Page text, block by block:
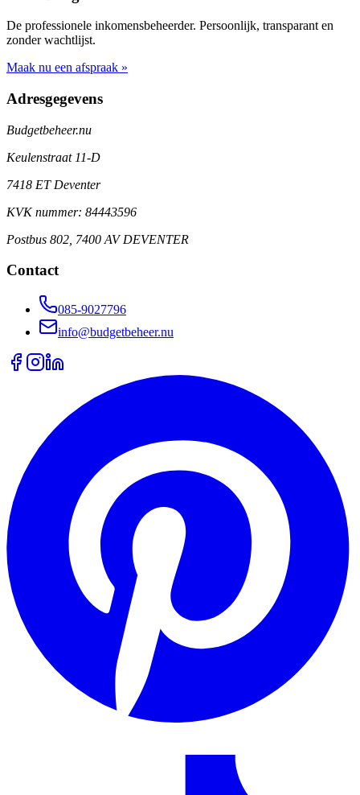
De professionele inkomensbeheerder. Persoonlijk, transparant en
zonder wachtlijst.
Maak nu een afspraak »
Adresgegevens
Budgetbeheer.nu
Keulenstraat 11-D
7418 ET Deventer
KVK nummer: 84443596
Postbus 802, 7400 AV DEVENTER
Contact
085-9027796
info@budgetbeheer.nu